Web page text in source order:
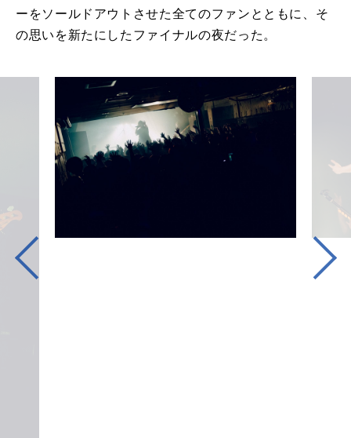
ーをソールドアウトさせた全てのファンとともに、そ
の思いを新たにしたファイナルの夜だった。